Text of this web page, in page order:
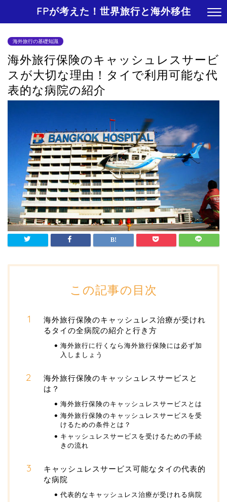
FPが考えた！世界旅行と海外移住
海外旅行の基礎知識
海外旅行保険のキャッシュレスサービ
スが大切な理由！タイで利用可能な代
表的な病院の紹介
この記事の目次
海外旅行保険のキャッシュレス治療が受けれ
るタイの全病院の紹介と行き方
海外旅行に行くなら海外旅行保険には必ず加
入しましょう
海外旅行保険のキャッシュレスサービスと
は？
海外旅行保険のキャッシュレスサービスとは
海外旅行保険のキャッシュレスサービスを受
けるための条件とは？
キャッシュレスサービスを受けるための手続
きの流れ
キャッシュレスサービス可能なタイの代表的
な病院
代表的なキャッシュレス治療が受けれる病院